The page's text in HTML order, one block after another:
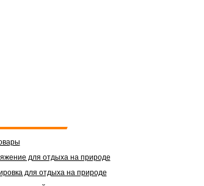
для отдыха на природе
для отдыха на природе